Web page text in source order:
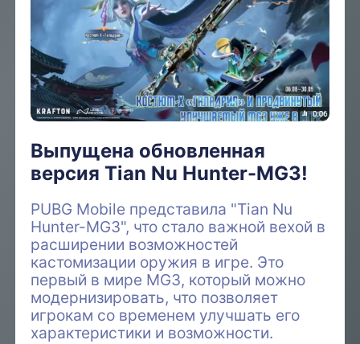
Выпущена обновленная
версия Tian Nu Hunter-MG3!
PUBG Mobile представила "Tian Nu
Hunter-MG3", что стало важной вехой в
расширении возможностей
кастомизации оружия в игре. Это
первый в мире MG3, который можно
модернизировать, что позволяет
игрокам со временем улучшать его
характеристики и возможности.